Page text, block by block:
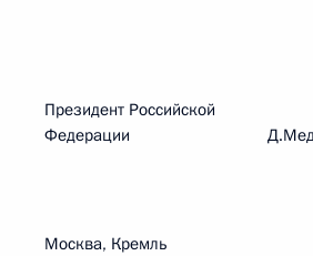
Президент Российской
Федерации
Москва, Кремль